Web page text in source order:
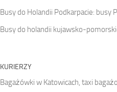
Busy do Holandii Podkarpacie: busy
Busy do holandii kujawsko-
KURIERZY
Bagażówki w Katowicach, taxi